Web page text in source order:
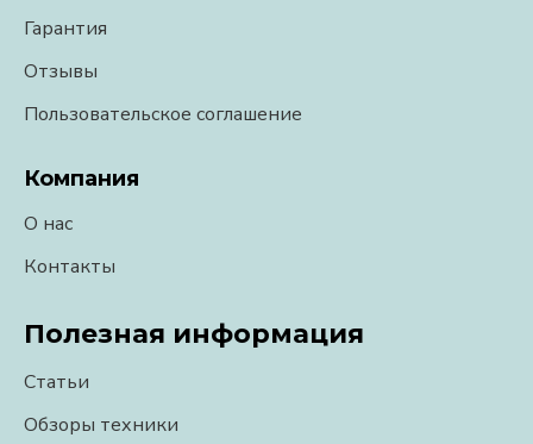
Гарантия
Отзывы
Пользовательское соглашение
Компания
О нас
Контакты
Полезная информация
Статьи
Обзоры техники